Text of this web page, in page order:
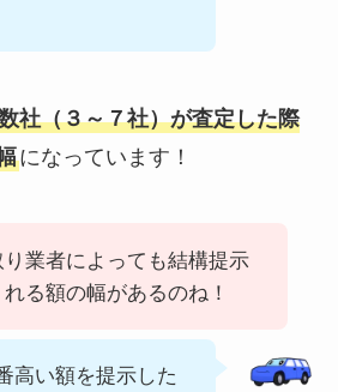
社（３～７社）が査定した際
になっています！
り業者によっても結構提示
れる額の幅があるのね！
高い額を提示した